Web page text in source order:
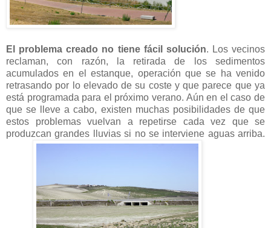
El problema creado no tiene fácil solución. Los vecinos
reclaman, con razón, la retirada de los sedimentos
acumulados en el estanque, operación que se ha venido
retrasando por lo elevado de su coste y que parece que ya
está programada para el próximo verano. Aún en el caso de
que se lleve a cabo, existen muchas posibilidades de que
estos problemas vuelvan a repetirse cada vez que se
produzcan grandes lluvias si no se interviene aguas arriba.